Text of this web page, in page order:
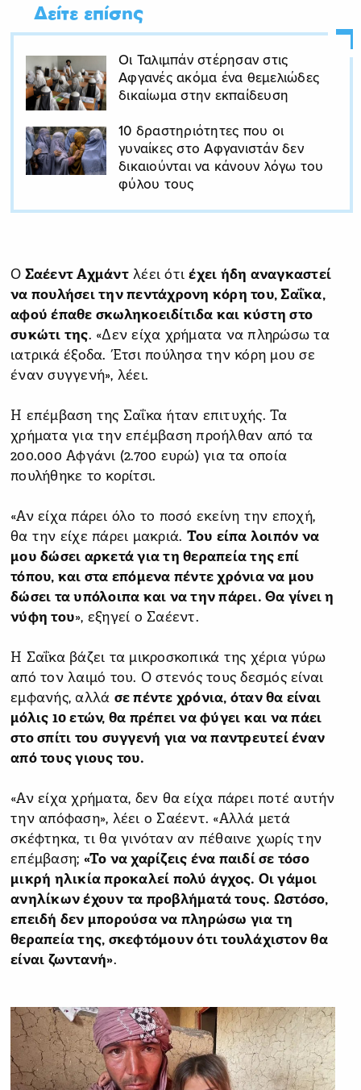
Δείτε επίσης
Οι Ταλιμπάν στέρησαν στις
Αφγανές ακόμα ένα θεμελιώδες
δικαίωμα στην εκπαίδευση
10 δραστηριότητες που οι
γυναίκες στο Αφγανιστάν δεν
δικαιούνται να κάνουν λόγω του
φύλου τους
Ο Σαέεντ Αχμάντλέει ότιέχει ήδη αναγκαστεί
να πουλήσει την πεντάχρονη κόρη του, Σαΐκα,
αφού έπαθε σκωληκοειδίτιδα και κύστη στο
συκώτι της. «Δεν είχα χρήματα να πληρώσω τα
ιατρικά έξοδα. Έτσι πούλησα την κόρη μου σε
έναν συγγενή», λέει.
Η επέμβαση της Σαΐκα ήταν επιτυχής. Τα
χρήματα για την επέμβαση προήλθαν από τα
200.000 Αφγάνι (2.700 ευρώ) για τα οποία
πουλήθηκε το κορίτσι.
«Αν είχα πάρει όλο το ποσό εκείνη την εποχή,
θα την είχε πάρει μακριά. Του είπα λοιπόν να
μου δώσει αρκετά για τη θεραπεία της επί
τόπου, και στα επόμενα πέντε χρόνια να μου
δώσει τα υπόλοιπα και να την πάρει. Θα γίνει η
νύφη του», εξηγεί ο Σαέεντ.
Η Σαΐκα βάζει τα μικροσκοπικά της χέρια γύρω
από τον λαιμό του. Ο στενός τους δεσμός είναι
εμφανής, αλλά σε πέντε χρόνια, όταν θα είναι
μόλις 10 ετών, θα πρέπει να φύγει και να πάει
στο σπίτι του συγγενή για να παντρευτεί έναν
από τους γιους του.
«Αν είχα χρήματα, δεν θα είχα πάρει ποτέ αυτήν
την απόφαση», λέει ο Σαέεντ. «Αλλά μετά
σκέφτηκα, τι θα γινόταν αν πέθαινε χωρίς την
επέμβαση; «Το να χαρίζεις ένα παιδί σε τόσο
μικρή ηλικία προκαλεί πολύ άγχος. Οι γάμοι
ανηλίκων έχουν τα προβλήματά τους. Ωστόσο,
επειδή δεν μπορούσα να πληρώσω για τη
θεραπεία της, σκεφτόμουν ότι τουλάχιστον θα
είναι ζωντανή».